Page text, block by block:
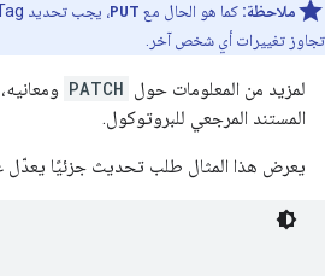
ملاحظة: كما هو الحال مع PUT
تجاوز تغييرات أي شخص آخر.
لمزيد من المعلومات حول PATCH
المستند المرجعي للبروتوكول.
يعرض هذا المثال طلب تحديث جزئيًا يعدّل